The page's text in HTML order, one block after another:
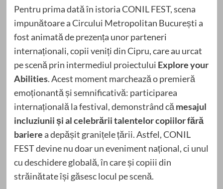
Pentru prima dată în istoria CONIL FEST, scena
impunătoare a Circului Metropolitan București a
fost animată de prezența unor parteneri
internaționali, copii veniți din Cipru, care au urcat
pe scenă prin intermediul proiectului Explore your
Abilities. Acest moment marchează o premieră
emoționantă și semnificativă: participarea
internațională la festival, demonstrând că mesajul
incluziunii și al celebrării talentelor copiilor fără
barierea depășit granițele țării. Astfel, CONIL
FEST devine nu doar un eveniment național, ci unul
cu deschidere globală, în care și copiii din
străinătate își găsesc locul pe scenă.